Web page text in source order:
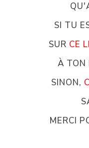
SI TU
SUR CE
À TON
SINON,
MERCI